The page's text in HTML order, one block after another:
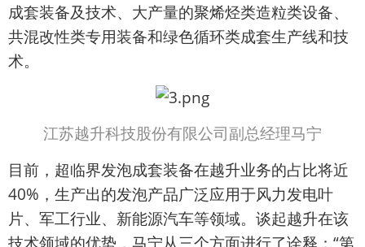
成套装备及技术、大产量的聚烯烃类造粒类设备、
共混改性类专用装备和绿色循环类成套生产线和技
术。
江苏越升科技股份有限公司副总经理马宁
目前，超临界发泡成套装备在越升业务的占比将近
40%，生产出的发泡产品广泛应用于风力发电叶
片、军工行业、新能源汽车等领域。谈起越升在该
技术领域的优势，马宁从三个方面进行了诠释：“第